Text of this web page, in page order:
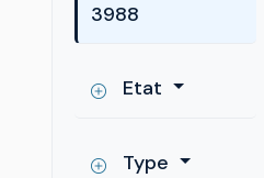
3988
Etat
Type